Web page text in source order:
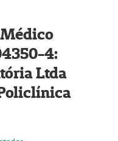
4:
Ltda